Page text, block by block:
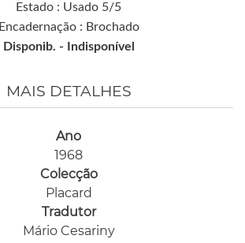
Estado : Usado 5/5
Encadernação : Brochado
Disponib. -
Indisponível
MAIS DETALHES
Ano
1968
Colecção
Placard
Tradutor
Mário Cesariny